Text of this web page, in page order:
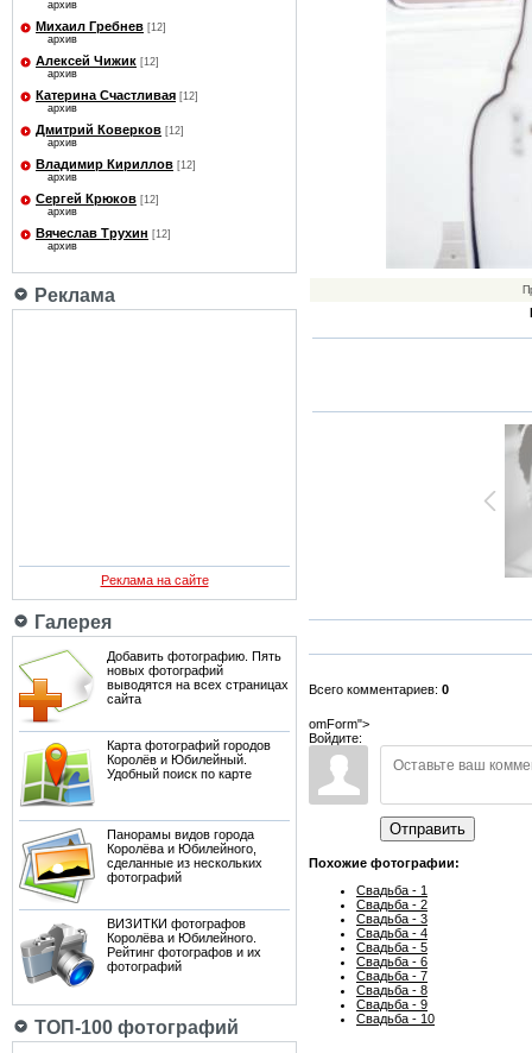
архив
Михаил Гребнев [12]
архив
Алексей Чижик [12]
архив
Катерина Счастливая [12]
архив
Дмитрий Коверков [12]
архив
Владимир Кириллов [12]
архив
Сергей Крюков [12]
архив
Вячеслав Трухин [12]
архив
Реклама
Реклама на сайте
Галерея
Добавить фотографию. Пять
новых фотографий
выводятся на всех страницах
сайта
Карта фотографий городов
Королёв и Юбилейный.
Удобный поиск по карте
Панорамы видов города
Королёва и Юбилейного,
сделанные из нескольких
фотографий
ВИЗИТКИ фотографов
Королёва и Юбилейного.
Рейтинг фотографов и их
фотографий
ТОП-100 фотографий
Всего комментариев: 0
omForm">
Войдите:
Отправить
Похожие фотографии:
Свадьба - 1
Свадьба - 2
Свадьба - 3
Свадьба - 4
Свадьба - 5
Свадьба - 6
Свадьба - 7
Свадьба - 8
Свадьба - 9
Свадьба - 10